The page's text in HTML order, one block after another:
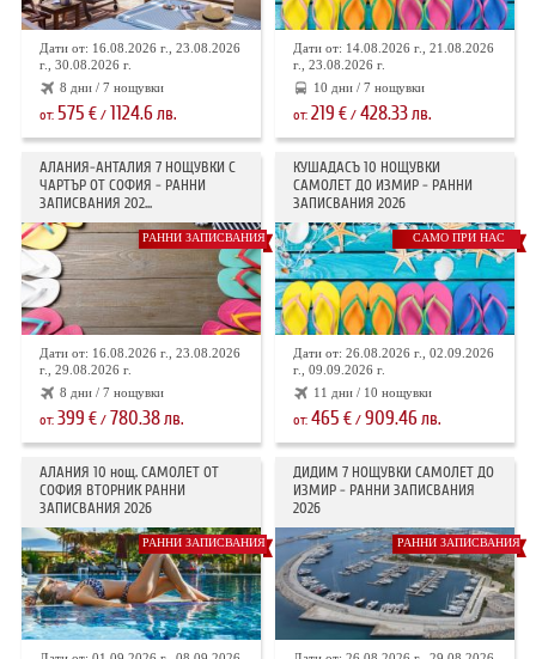
Дати от: 16.08.2026 г., 23.08.2026
г., 30.08.2026 г.
8 дни / 7 нощувки
от: 575 €/ 1124.6лв.
Дати от: 14.08.2026 г., 21.08.2026
г., 23.08.2026 г.
10 дни / 7 нощувки
от:219 € /428.33лв.
АЛАНИЯ-АНТАЛИЯ 7 НОЩУВКИ С
ЧАРТЪР ОТ СОФИЯ - РАННИ
ЗАПИСВАНИЯ 202...
РАННИ ЗАПИСВАНИЯ
Дати от: 16.08.2026 г., 23.08.2026
г., 29.08.2026 г.
8 дни / 7 нощувки
от: 399 €/ 780.38лв.
КУШАДАСЪ 10 НОЩУВКИ
САМОЛЕТ ДО ИЗМИР - РАННИ
ЗАПИСВАНИЯ 2026
САМО ПРИ НАС
Дати от: 26.08.2026 г., 02.09.2026
г., 09.09.2026 г.
11 дни / 10 нощувки
от:465 € /909.46лв.
АЛАНИЯ 10 нощ. САМОЛЕТ ОТ
СОФИЯ ВТОРНИК РАННИ
ЗАПИСВАНИЯ 2026
РАННИ ЗАПИСВАНИЯ
ДИДИМ 7 НОЩУВКИ САМОЛЕТ ДО
ИЗМИР - РАННИ ЗАПИСВАНИЯ
2026
РАННИ ЗАПИСВАНИЯ